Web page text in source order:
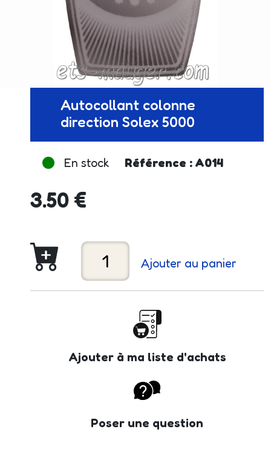
Autocollant colonne
direction Solex 5000
En stock Référence : A014
3.50 €
Ajouter au panier
Ajouter à ma liste d'achats
Poser une question